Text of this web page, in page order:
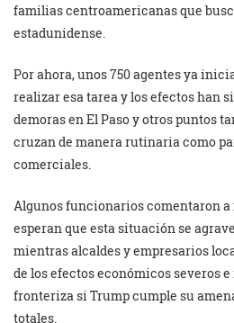
familias centroamericanas que
estadunidense.
Por ahora, unos 750 agentes ya
realizar esa tarea y los efectos han
demoras en El Paso y otros puntos
cruzan de manera rutinaria como
comerciales.
Algunos funcionarios comentaron a
esperan que esta situación se
mientras alcaldes y empresarios
de los efectos económicos severos
fronteriza si Trump cumple su
totales.